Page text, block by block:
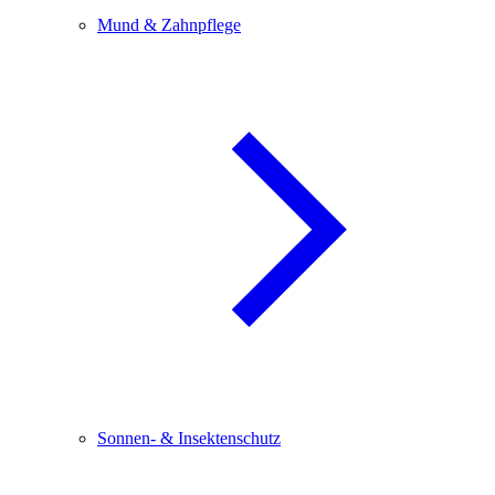
Mund & Zahnpflege
Sonnen- & Insektenschutz